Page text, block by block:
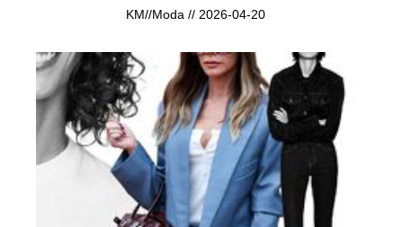
KM//Moda // 2026-04-20